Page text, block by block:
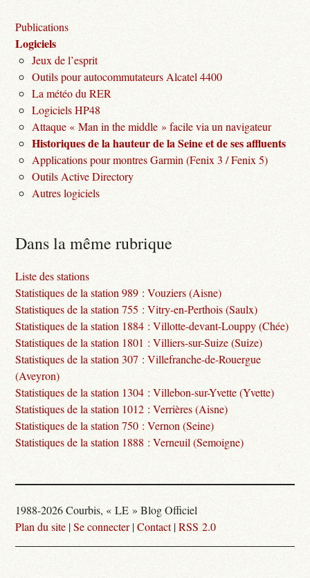
Publications
Logiciels
Jeux de l’esprit
Outils pour autocommutateurs Alcatel 4400
La météo du RER
Logiciels HP48
Attaque « Man in the middle » facile via un navigateur
Historiques de la hauteur de la Seine et de ses affluents
Applications pour montres Garmin (Fenix 3 / Fenix 5)
Outils Active Directory
Autres logiciels
Dans la même rubrique
Liste des stations
Statistiques de la station 989 : Vouziers (Aisne)
Statistiques de la station 755 : Vitry-en-Perthois (Saulx)
Statistiques de la station 1884 : Villotte-devant-Louppy (Chée)
Statistiques de la station 1801 : Villiers-sur-Suize (Suize)
Statistiques de la station 307 : Villefranche-de-Rouergue
(Aveyron)
Statistiques de la station 1304 : Villebon-sur-Yvette (Yvette)
Statistiques de la station 1012 : Verrières (Aisne)
Statistiques de la station 750 : Vernon (Seine)
Statistiques de la station 1888 : Verneuil (Semoigne)
1988-2026 Courbis, « LE » Blog Officiel
Plan du site |Se connecter|Contact|RSS 2.0